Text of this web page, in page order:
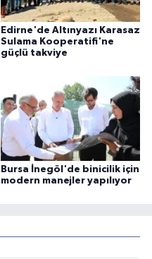
Edirne'de Altınyazı Karasaz
Sulama Kooperatifi'ne
güçlü takviye
Bursa İnegöl'de binicilik için
modern manejler yapılıyor